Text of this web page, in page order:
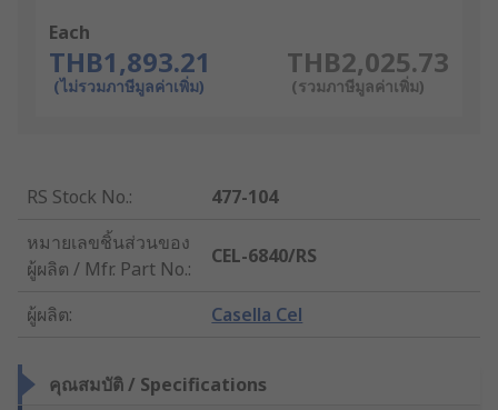
Each
THB1,893.21
(ไม่รวมภาษีมูลค่าเพิ่ม)
THB2,025.73
(รวมภาษีมูลค่าเพิ่ม)
RS Stock No.:
477-104
หมายเลขชิ้นส่วนของ
ผู้ผลิต / Mfr. Part No.:
CEL-6840/RS
ผู้ผลิต: Casella Cel
คุณสมบัติ / Specifications